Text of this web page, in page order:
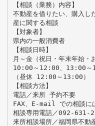
【相談（業務）内容】
不動産を借りたい、購入し
産に関する相談
【対象者】
県内の一般消費者
【相談日時】
月～金（祝日・年末年始・
10:00～12:00、13:00～
（昼休 12:00～13:00）
【相談方法】
電話／来所 予約不要
FAX、E-mail での相談に
相談専用電話／092-631-
来所相談場所／福岡県不動